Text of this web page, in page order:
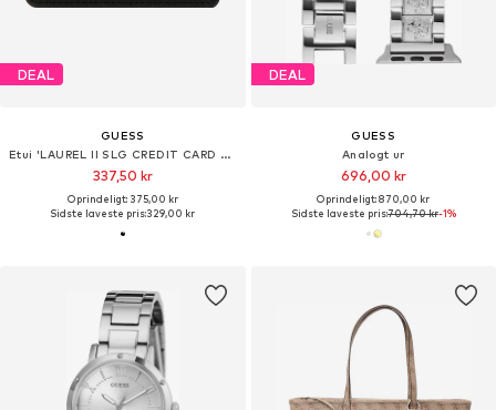
DEAL
GUESS
Etui 'LAUREL II SLG CREDIT CARD CASE'
337,50 kr
Oprindeligt: 375,00 kr
Sidste laveste pris:329,00 kr
DEAL
GUESS
Analogt ur
696,00 kr
Oprindeligt: 870,00 kr
Sidste laveste pris:704,70 kr-1%